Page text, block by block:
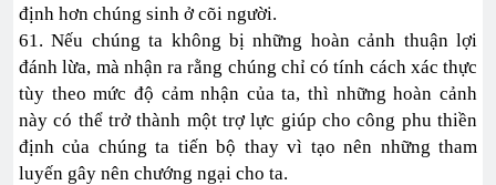
định hơn chúng sinh ở cõi người.
61. Nếu chúng ta không bị những hoàn cảnh thuận lợi
đánh lừa, mà nhận ra rằng chúng chỉ có tính cách xác thực
tùy theo mức độ cảm nhận của ta, thì những hoàn cảnh
này có thể trở thành một trợ lực giúp cho công phu thiền
định của chúng ta tiến bộ thay vì tạo nên những tham
luyến gây nên chướng ngại cho ta.